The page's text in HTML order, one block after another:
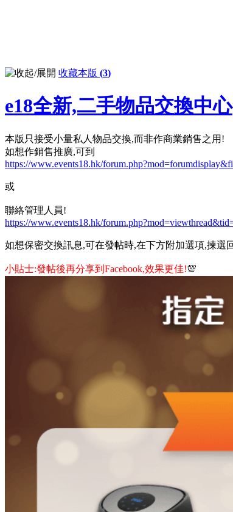
收藏本版 (3)
e18全新,二手物品交換中心
本版只接受小量私人物品交換,而非作商業銷售之用!
如想作銷售推廣,可到
https://www.events18.hk/
或
聯絡管理人員!
https://www.events18.hk/
如想保密交換訊息,可在發帖時,在下方附加選項,揀選
小貼士:發帖後再分享到Facebook,效果更佳!💯